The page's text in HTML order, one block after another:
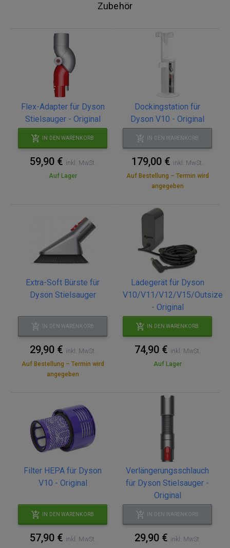
Zubehör
Flex-Adapter für Dyson
Stielsauger - Original
IN DEN WARENKORB
59,90 € inkl. MwSt.
Auf Lager
Dockingstation für
Dyson V10 - Original
IN DEN WARENKORB
179,00 € inkl. MwSt.
Auf Bestellung – Termin wird
angegeben
Extra-Soft Bürste für
Dyson Stielsauger
IN DEN WARENKORB
29,90 € inkl. MwSt.
Auf Bestellung – Termin wird
angegeben
Ladegerät für Dyson
V10/V11/V12/V15/Outsize
- Original
IN DEN WARENKORB
74,90 € inkl. MwSt.
Auf Lager
Filter HEPA für Dyson
V10 - Original
IN DEN WARENKORB
57,90 € inkl. MwSt.
Verlängerungsschlauch
für Dyson Stielsauger -
Original
IN DEN WARENKORB
29,90 € inkl. MwSt.